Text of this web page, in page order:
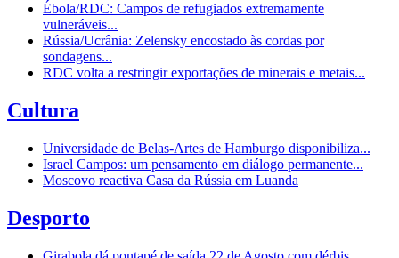
Ébola/RDC: Campos de refugiados extremamente
vulneráveis...
Rússia/Ucrânia: Zelensky encostado às cordas por
sondagens...
RDC volta a restringir exportações de minerais e metais...
Cultura
Universidade de Belas-Artes de Hamburgo disponibiliza...
Israel Campos: um pensamento em diálogo permanente...
Moscovo reactiva Casa da Rússia em Luanda
Desporto